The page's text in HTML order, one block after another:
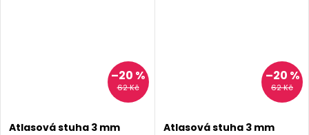
62 Kč
–20 %
Atlasová stuha 3 mm
62 Kč
–20 %
Atlasová stuha 3 mm